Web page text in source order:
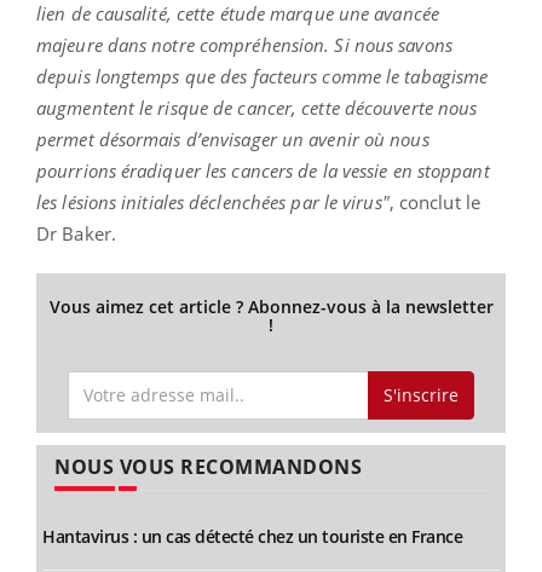
lien de causalité, cette étude marque une avancée
majeure dans notre compréhension. Si nous savons
depuis longtemps que des facteurs comme le tabagisme
augmentent le risque de cancer, cette découverte nous
permet désormais d’envisager un avenir où nous
pourrions éradiquer les cancers de la vessie en stoppant
les lésions initiales déclenchées par le virus", conclut le
Dr Baker.
Vous aimez cet article ? Abonnez-vous à la newsletter
!
S'inscrire
NOUS VOUS RECOMMANDONS
Hantavirus : un cas détecté chez un touriste en France